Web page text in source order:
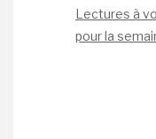
Lectures à
pour la